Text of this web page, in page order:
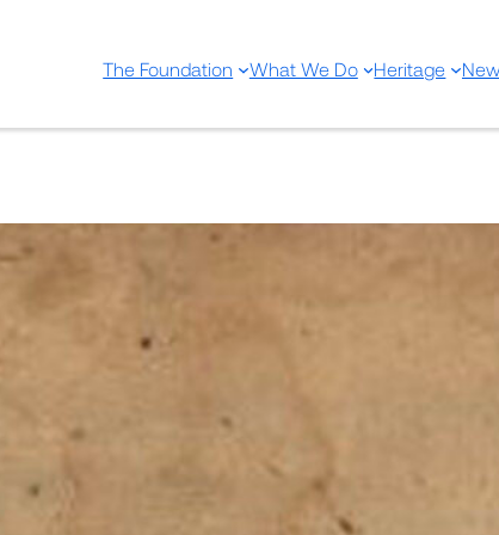
The Foundation What We Do Heritage
Tertius Can. Avic. cum
expositione. Demum
videlicet Jacobi de
Jo. Mathei de gradi